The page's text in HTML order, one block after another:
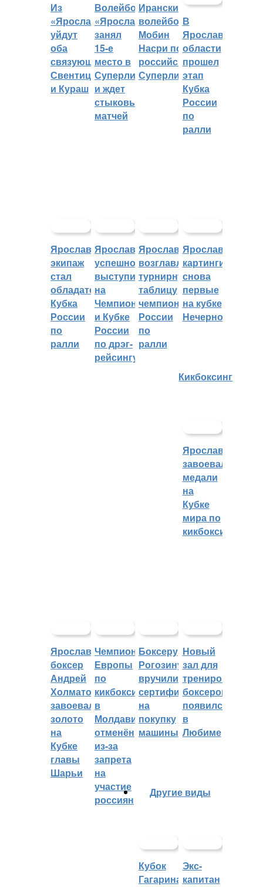
Из
«Ярославича»
уйдут
оба
связующих:
Свентицкис
и Кураш
Волейбольный
«Ярославич»
занял
15-е
место в
Суперлиге
и ждет
стыковых
матчей
Иранский
волейболист
Мобин
Насри покинет
российскую
Суперлигу
В
Ярославской
области
прошел
этап
Кубка
России
по
ралли
Ярославский
экипаж
стал
обладателем
Кубка
России
по
ралли
Ярославцы
успешно
выступили
на
Чемпионате
и Кубке
России
по дрэг-
рейсингу
Ярославцы
возглавляют
турнирную
таблицу
чемпионата
России
по
ралли
Ярославские
картингисты
снова
первые
на кубке
Нечерноземья
Кикбоксинг
Ярославцы
завоевали
медали
на
Кубке
мира по
кикбоксингу
Ярославский
боксер
Андрей
Холматов
завоевал
золото
на
Кубке
главы
Шарьи
Чемпионат
Европы
по
кикбоксингу
в
Молдавии
отменён
из-за
запрета
на
участие
россиян
Боксеру
Рогозину
вручили
сертификат
на
покупку
машины
Новый
зал для
тренировок
боксеров
появился
в
Любиме
Другие виды
Кубок
Гагарина
Экс-
капитан